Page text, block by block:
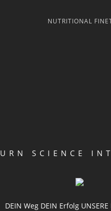
NUTRITIONAL
SCIENCE
DEIN Weg DEIN Erfolg